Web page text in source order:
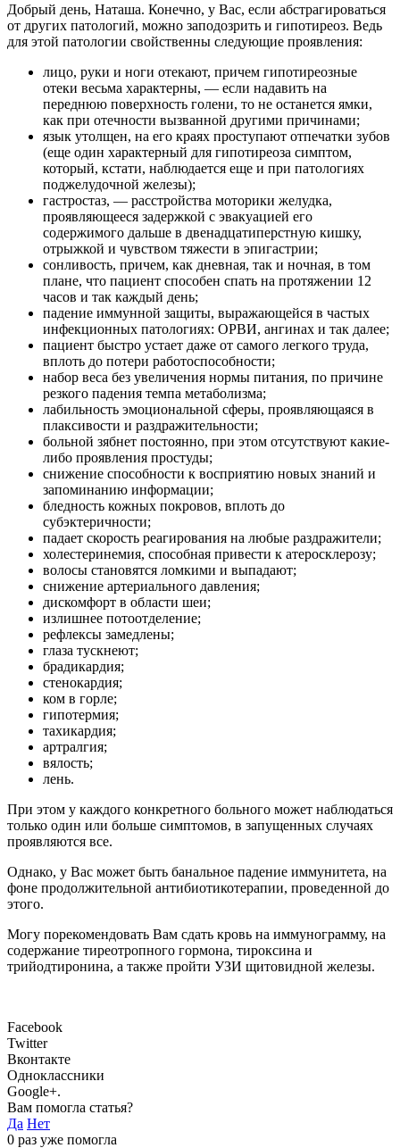
Добрый день, Наташа. Конечно, у Вас, если абстрагироваться
от других патологий, можно заподозрить и гипотиреоз. Ведь
для этой патологии свойственны следующие проявления:
лицо, руки и ноги отекают, причем гипотиреозные
отеки весьма характерны, — если надавить на
переднюю поверхность голени, то не останется ямки,
как при отечности вызванной другими причинами;
язык утолщен, на его краях проступают отпечатки зубов
(еще один характерный для гипотиреоза симптом,
который, кстати, наблюдается еще и при патологиях
поджелудочной железы);
гастростаз, — расстройства моторики желудка,
проявляющееся задержкой с эвакуацией его
содержимого дальше в двенадцатиперстную кишку,
отрыжкой и чувством тяжести в эпигастрии;
сонливость, причем, как дневная, так и ночная, в том
плане, что пациент способен спать на протяжении 12
часов и так каждый день;
падение иммунной защиты, выражающейся в частых
инфекционных патологиях: ОРВИ, ангинах и так далее;
пациент быстро устает даже от самого легкого труда,
вплоть до потери работоспособности;
набор веса без увеличения нормы питания, по причине
резкого падения темпа метаболизма;
лабильность эмоциональной сферы, проявляющаяся в
плаксивости и раздражительности;
больной зябнет постоянно, при этом отсутствуют какие-
либо проявления простуды;
снижение способности к восприятию новых знаний и
запоминанию информации;
бледность кожных покровов, вплоть до
субэктеричности;
падает скорость реагирования на любые раздражители;
холестеринемия, способная привести к атеросклерозу;
волосы становятся ломкими и выпадают;
снижение артериального давления;
дискомфорт в области шеи;
излишнее потоотделение;
рефлексы замедлены;
глаза тускнеют;
брадикардия;
стенокардия;
ком в горле;
гипотермия;
тахикардия;
артралгия;
вялость;
лень.
При этом у каждого конкретного больного может наблюдаться
только один или больше симптомов, в запущенных случаях
проявляются все.
Однако, у Вас может быть банальное падение иммунитета, на
фоне продолжительной антибиотикотерапии, проведенной до
этого.
Могу порекомендовать Вам сдать кровь на иммунограмму, на
содержание тиреотропного гормона, тироксина и
трийодтиронина, а также пройти УЗИ щитовидной железы.
Facebook
Twitter
Вконтакте
Одноклассники
Google+.
Вам помогла статья?
Да Нет
0 раз уже помогла